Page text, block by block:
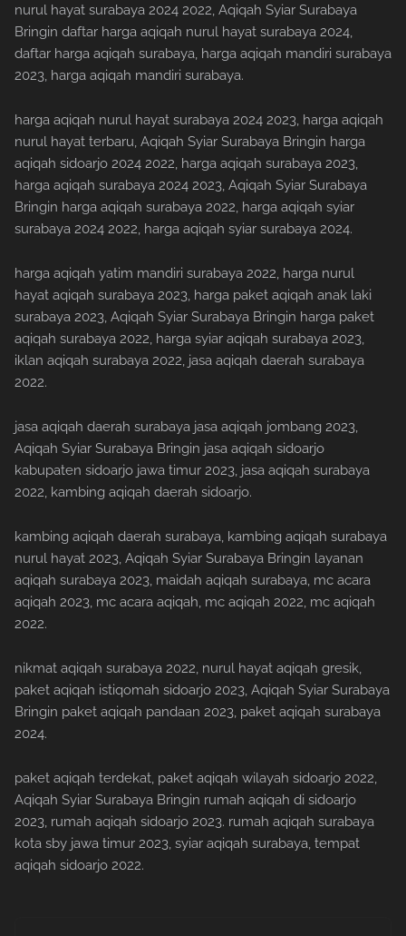
nurul hayat surabaya 2024 2022, Aqiqah Syiar Surabaya
Bringin daftar harga aqiqah nurul hayat surabaya 2024,
daftar harga aqiqah surabaya, harga aqiqah mandiri surabaya
2023, harga aqiqah mandiri surabaya.
harga aqiqah nurul hayat surabaya 2024 2023, harga aqiqah
nurul hayat terbaru, Aqiqah Syiar Surabaya Bringin harga
aqiqah sidoarjo 2024 2022, harga aqiqah surabaya 2023,
harga aqiqah surabaya 2024 2023, Aqiqah Syiar Surabaya
Bringin harga aqiqah surabaya 2022, harga aqiqah syiar
surabaya 2024 2022, harga aqiqah syiar surabaya 2024.
harga aqiqah yatim mandiri surabaya 2022, harga nurul
hayat aqiqah surabaya 2023, harga paket aqiqah anak laki
surabaya 2023, Aqiqah Syiar Surabaya Bringin harga paket
aqiqah surabaya 2022, harga syiar aqiqah surabaya 2023,
iklan aqiqah surabaya 2022, jasa aqiqah daerah surabaya
2022.
jasa aqiqah daerah surabaya jasa aqiqah jombang 2023,
Aqiqah Syiar Surabaya Bringin jasa aqiqah sidoarjo
kabupaten sidoarjo jawa timur 2023, jasa aqiqah surabaya
2022, kambing aqiqah daerah sidoarjo.
kambing aqiqah daerah surabaya, kambing aqiqah surabaya
nurul hayat 2023, Aqiqah Syiar Surabaya Bringin layanan
aqiqah surabaya 2023, maidah aqiqah surabaya, mc acara
aqiqah 2023, mc acara aqiqah, mc aqiqah 2022, mc aqiqah
2022.
nikmat aqiqah surabaya 2022, nurul hayat aqiqah gresik,
paket aqiqah istiqomah sidoarjo 2023, Aqiqah Syiar Surabaya
Bringin paket aqiqah pandaan 2023, paket aqiqah surabaya
2024.
paket aqiqah terdekat, paket aqiqah wilayah sidoarjo 2022,
Aqiqah Syiar Surabaya Bringin rumah aqiqah di sidoarjo
2023, rumah aqiqah sidoarjo 2023. rumah aqiqah surabaya
kota sby jawa timur 2023, syiar aqiqah surabaya, tempat
aqiqah sidoarjo 2022.